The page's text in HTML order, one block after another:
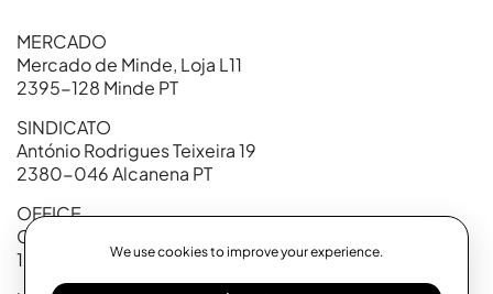
MERCADO
Mercado de Minde, Loja L11
2395-128 Minde PT
SINDICATO
António Rodrigues Teixeira 19
2380-046 Alcanena PT
OFFICE
Calçada Marquês de Abrantes, 99
1200-718 Lisboa PTWe use cookies to improve your experience.